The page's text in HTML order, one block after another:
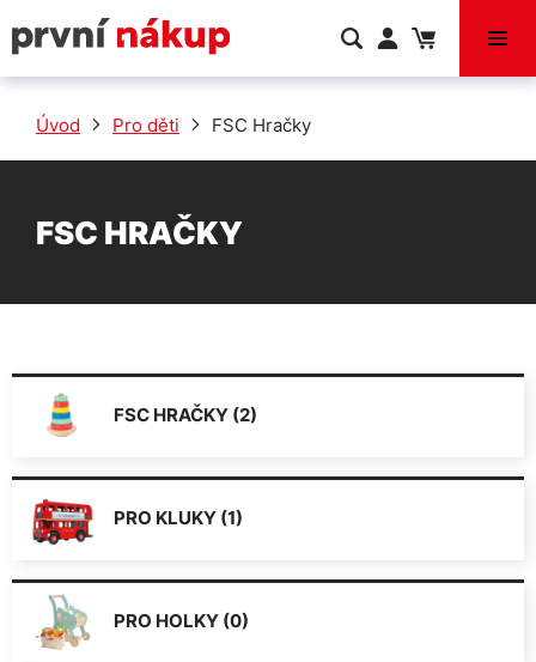
VÝPRODEJ
Úvod Pro děti FSC Hračky
FSC HRAČKY
FSC HRAČKY (2)
PRO KLUKY (1)
PRO HOLKY (0)